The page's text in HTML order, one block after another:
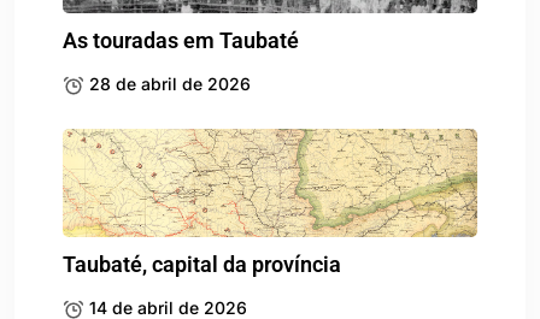
As touradas em Taubaté
28 de abril de 2026
Taubaté, capital da província
14 de abril de 2026